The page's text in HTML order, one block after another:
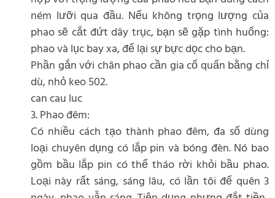
ném lưỡi qua đầu. Nếu không trọng lượng của
phao sẽ cắt đứt dây trục, bạn sẽ gặp tình huống:
phao và lục bay xa, để lại sự bực dọc cho bạn.
Phần gắn với chân phao cần gia cố quấn bằng chỉ
dù, nhỏ keo 502.
can cau luc
3. Phao đêm:
Có nhiều cách tạo thành phao đêm, đa số dùng
loại chuyên dụng có lắp pin và bóng đèn. Nó bao
gồm bầu lắp pin có thể tháo rời khỏi bầu phao.
Loại này rất sáng, sáng lâu, có lần tôi để quên 3